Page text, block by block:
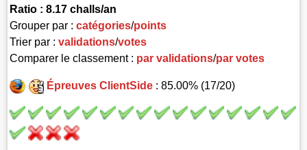
Ratio : 8.17 challs/an
Grouper par :catégories/points
Trier par :validations/votes
Comparer le classement : par validations/par votes
Épreuves ClientSide: 85.00% (17/20)